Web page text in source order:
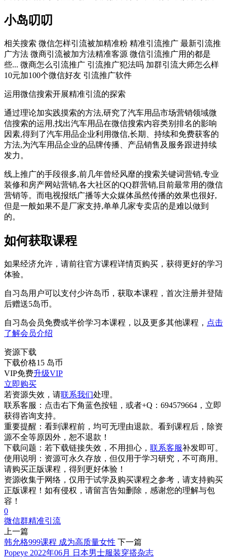
小岛叨叨
相关搜索 微信怎样引流被加精准粉 精准引流推广 最新引流推
广方法 微商引流被加方法精准客源 微信引流推广用的都是
些... 微商怎么引流推广 引流推广犯法吗 加群引流大师怎么样
10元加100个微信好友 引流推广软件
运用微信搜索开展精准引流的探索
通过理论加实践摸索的方法,研究了汽车用品市场营销领域微
信搜索的运用,找出汽车用品在微信搜索内容类别排名的影响
因素,得到了汽车用品企业利用微信,长期、持续和免费获客的
方法,为汽车用品企业的品牌传播、产品销售及服务跟进持续
发力。
线上推广的手段很多,前几年曾经风靡的搜索关键词营销,专业
装修和房产网站营销,各大社区的QQ群营销,目前最常用的微信
营销等。而电视报纸广播等大众媒体虽然传播的效果也很好,
但是一般如果不是厂家支持,单单几家专卖店的是难以做到
的。
如何获取课程
如果经济允许，请前往官方课程详情页购买，获得更好的学习
体验。
自习岛用户可以支付少许岛币，获取本课程，首次注册并登陆
后赠送5岛币。
自习岛会员免费或半价学习本课程，以及更多其他课程， 点击
了解会员介绍
资源下载
下载价格15 岛币
VIP免费升级VIP
立即购买
若资源失效，请联系我们处理。
联系客服： 点击右下角蓝色按钮，或者+Q：694579664，立即
获得咨询支持。
重要提醒： 看到课程前，均可无理由退款。看到课程后，除资
源不全等原因外，恕不退款！
下载问题： 若下载链接失效，不用担心， 联系客服补发即可。
使用说明： 资源可永久存放，但仅用于学习研究，不可商用。
请购买正版课程，得到更好体验！
资源收集于网络，仅用于试学及购买课程之参考，请支持购买
正版课程！如有侵权，请留言告知删除，感谢您的理解与包
容！
0
微信群精准引流
上一篇
韩允格999课程 成为高质量女性 下一篇
Popeye 2022年06月 日本男士服装穿搭杂志